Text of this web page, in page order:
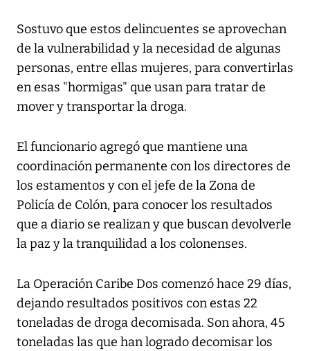
Sostuvo que estos delincuentes se aprovechan
de la vulnerabilidad y la necesidad de algunas
personas, entre ellas mujeres, para convertirlas
en esas "hormigas" que usan para tratar de
mover y transportar la droga.
El funcionario agregó que mantiene una
coordinación permanente con los directores de
los estamentos y con el jefe de la Zona de
Policía de Colón, para conocer los resultados
que a diario se realizan y que buscan devolverle
la paz y la tranquilidad a los colonenses.
La Operación Caribe Dos comenzó hace 29 días,
dejando resultados positivos con estas 22
toneladas de droga decomisada. Son ahora, 45
toneladas las que han logrado decomisar los